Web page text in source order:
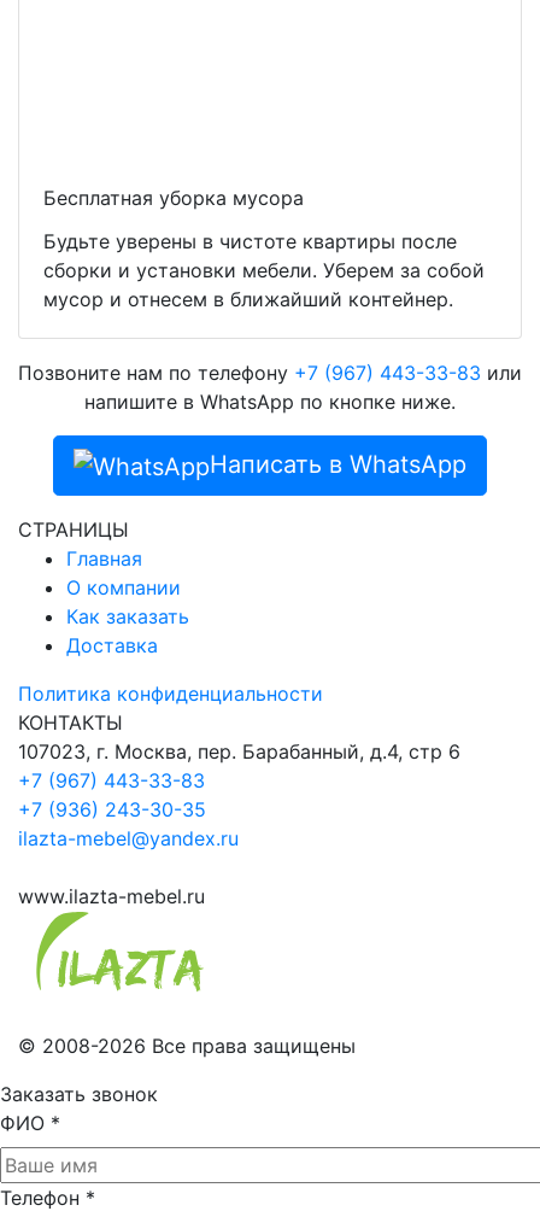
Бесплатная уборка мусора
Будьте уверены в чистоте квартиры после
сборки и установки мебели. Уберем за собой
мусор и отнесем в ближайший контейнер.
Позвоните нам по телефону +7 (967) 443-33-83 или
напишите в WhatsApp по кнопке ниже.
Написать в WhatsApp
СТРАНИЦЫ
Главная
О компании
Как заказать
Доставка
Политика конфиденциальности
КОНТАКТЫ
107023, г. Москва, пер. Барабанный, д.4, стр 6
+7 (967) 443-33-83
+7 (936) 243-30-35
ilazta-mebel@yandex.ru
www.ilazta-mebel.ru
© 2008-2026 Все права защищены
Заказать звонок
ФИО *
Телефон *